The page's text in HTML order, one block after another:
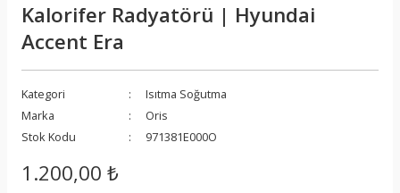
Kalorifer Radyatörü | Hyundai
Accent Era
Kategori
Isıtma Soğutma
Marka
Oris
Stok Kodu
971381E000O
1.200,00 ₺